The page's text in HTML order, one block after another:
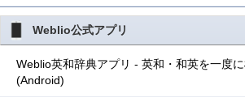
Weblio公式アプリ
Weblio英和辞典アプリ - 英和・和英を一度
(Android)